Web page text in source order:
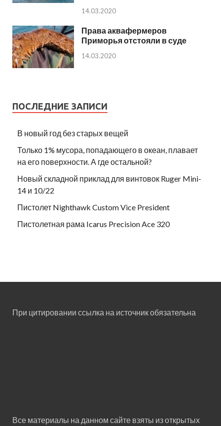
14.03.2020
Права аквафермеров
Приморья отстояли в суде
14.03.2020
ПОСЛЕДНИЕ ЗАПИСИ
В новый год без старых вещей
Только 1% мусора, попадающего в океан, плавает
на его поверхности. А где остальной?
Новый складной приклад для винтовок Ruger Mini-
14 и 10/22
Пистолет Nighthawk Custom Vice President
Пистолетная рама Icarus Precision Ace 320
При цитировании ссылка на источник обязательна
Все материалы на данном сайте взяты из открытых